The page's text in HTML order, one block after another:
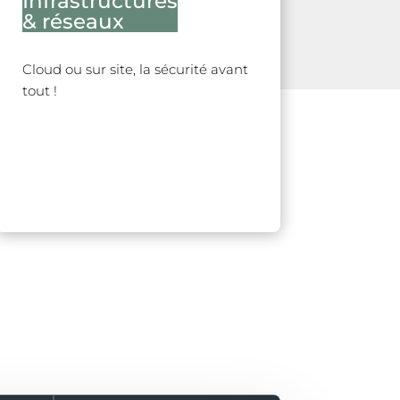
& réseaux
Cloud ou sur site, la sécurité avant
tout !
AITEC Service vous accompagne
Microsoft 365 en effectuant un
audit de sécurité qui s’étend à